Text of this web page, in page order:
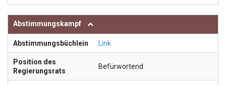
Abstimmungskampf
Abstimmungsbüchlein Link
Position des
Regierungsrats
Befürwortend